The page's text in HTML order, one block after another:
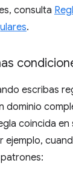
consulta
.
escribas
dominio
coincida en
ejemplo,